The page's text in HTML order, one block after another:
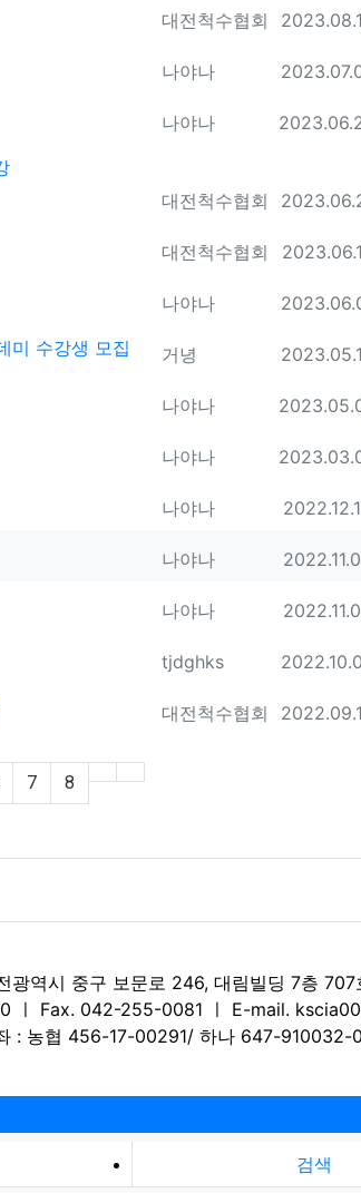
등록자
대전척수협회 등록일
등록자
나야나 등록일
등록자
나야나 등록일
등록자
대전척수협회 등록일
등록자
대전척수협회 등록일
등록자
나야나 등록일
미 수강생 모집 등록자
거녕 등록일
등록자
나야나 등록일
등록자
나야나 등록일
등록자
나야나 등록일
등록자
나야나 등록일
등록자
나야나 등록일
등록자
tjdghks 등록일
등록자
대전척수협회 등록일
7 8
광역시 중구 보문로 246, 대림빌딩 7층 707
ㅣ Fax. 042-255-0081 ㅣ E-mail.
: 농협 456-17-00291/ 하나 647-910032-
검색